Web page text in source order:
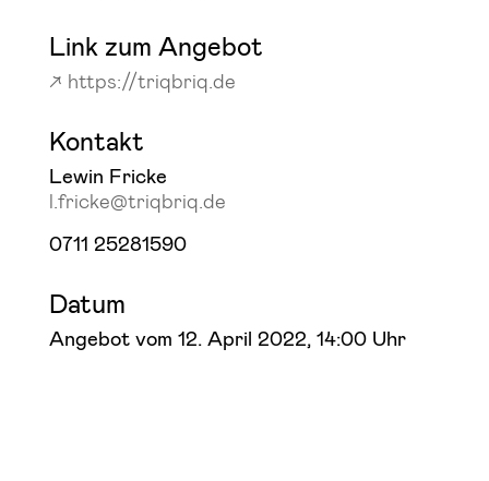
Link zum Angebot
https://triqbriq.de
Kontakt
Lewin Fricke
l.fricke@triqbriq.de
0711 25281590
Datum
Angebot vom 12. April 2022, 14:00 Uhr